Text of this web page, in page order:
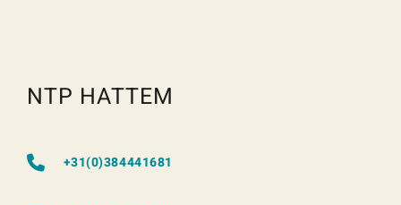
NTP HATTEM
+31(0)384441681